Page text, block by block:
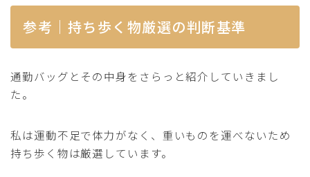
参考｜持ち歩く物厳選の判断基準
通勤バッグとその中身をさらっと紹介していきまし
た。
私は運動不足で体力がなく、重いものを運べないため
持ち歩く物は厳選しています。